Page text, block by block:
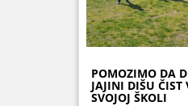
POMOZIMO DA
JAJINI DIŠU ČIST
SVOJOJ ŠKOLI